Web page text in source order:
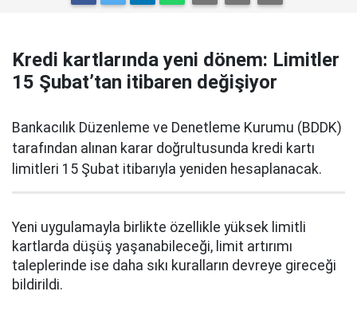
Kredi kartlarında yeni dönem: Limitler
15 Şubat’tan itibaren değişiyor
Bankacılık Düzenleme ve Denetleme Kurumu (BDDK)
tarafından alınan karar doğrultusunda kredi kartı
limitleri 15 Şubat itibarıyla yeniden hesaplanacak.
Yeni uygulamayla birlikte özellikle yüksek limitli
kartlarda düşüş yaşanabileceği, limit artırımı
taleplerinde ise daha sıkı kuralların devreye gireceği
bildirildi.